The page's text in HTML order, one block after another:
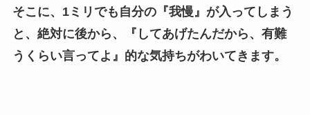
そこに、1ミリでも自分の『我慢』が入ってしまう
と、絶対に後から、『してあげたんだから、有難
うくらい言ってよ』的な気持ちがわいてきます。